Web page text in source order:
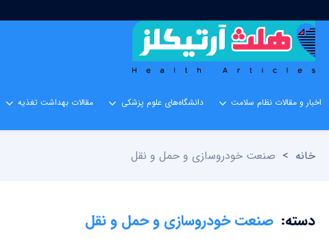
اخبار و مقالات نظام سلامت دانشگاه‌های علوم پزشکی مقالات بهداشت تغذیه
خانه > صنعت خودروسازی و حمل و نقل
دسته: صنعت خودروسازی و حمل و نقل